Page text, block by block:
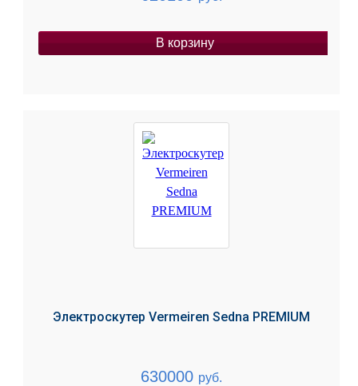
В корзину
Электроскутер Vermeiren Sedna PREMIUM
630000 руб.